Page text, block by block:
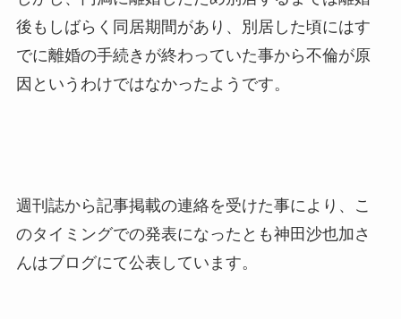
後もしばらく同居期間があり、別居した頃にはす
でに離婚の手続きが終わっていた事から不倫が原
因というわけではなかったようです。
週刊誌から記事掲載の連絡を受けた事により、こ
のタイミングでの発表になったとも神田沙也加さ
んはブログにて公表しています。